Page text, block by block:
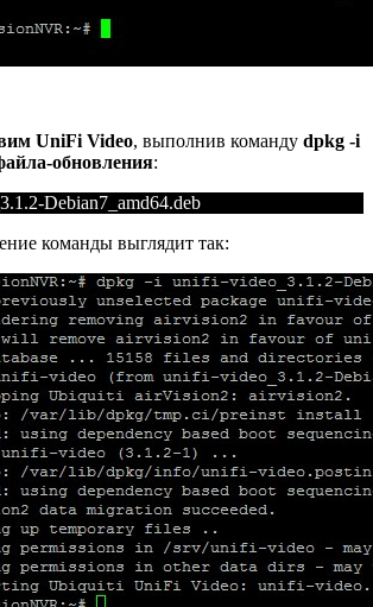
UniFi Video, выполнив команду dpkg -i
обновления:
Debian7_amd64.deb
команды выглядит так: